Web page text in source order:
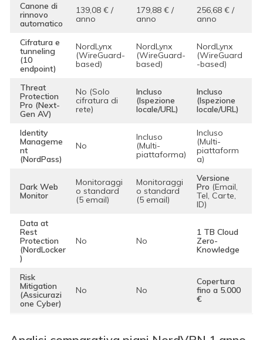
Canone di
rinnovo
automatico
139,08 € /
anno
179,88 € /
anno
256,68 € /
anno
Cifratura e
tunneling
(10
endpoint)
NordLynx
(WireGuard-
based)
NordLynx
(WireGuard-
based)
NordLynx
(WireGuard
-based)
Threat
Protection
Pro (Next-
Gen AV)
No (Solo
cifratura di
rete)
Incluso
(Ispezione
locale/URL)
Incluso
(Ispezione
locale/URL)
Identity
Manageme
nt
(NordPass)
No
Incluso
(Multi-
piattaforma)
Incluso
(Multi-
piattaform
a)
Dark Web
Monitor
Monitoraggi
o standard
(5 email)
Monitoraggi
o standard
(5 email)
Versione
Pro (Email,
Tel, Carte,
ID)
Data at
Rest
Protection
(NordLocker
)
No No
1 TB Cloud
Zero-
Knowledge
Risk
Mitigation
(Assicurazi
one Cyber)
No No
Copertura
fino a 5.000
€